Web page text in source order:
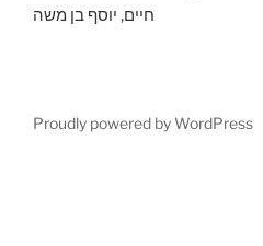
חיים, יוסף בן משה
Proudly powered by WordPress